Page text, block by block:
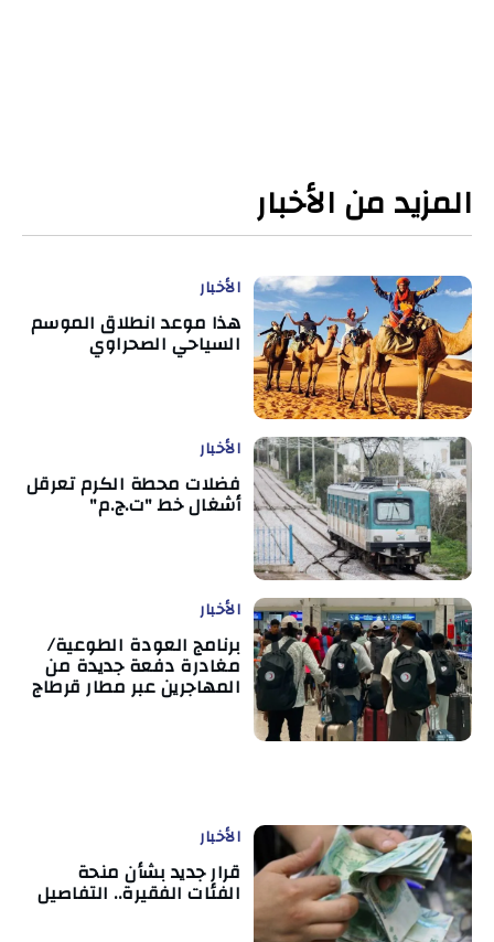
المزيد من الأخبار
الأخبار
هذا موعد انطلاق الموسم
السياحي الصحراوي
الأخبار
فضلات محطة الكرم تعرقل
أشغال خط "ت.ج.م"
الأخبار
برنامج العودة الطوعية/
مغادرة دفعة جديدة من
المهاجرين عبر مطار قرطاج
الأخبار
قرار جديد بشأن منحة
الفئات الفقيرة.. التفاصيل